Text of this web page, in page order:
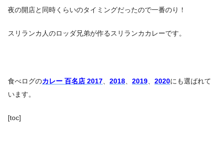
夜の開店と同時くらいのタイミングだったので一番のり！
スリランカ人のロッダ兄弟が作るスリランカカレーです。
食べログのカレー 百名店 2017 2018 2019 2020にも選ばれて
います。
[toc]